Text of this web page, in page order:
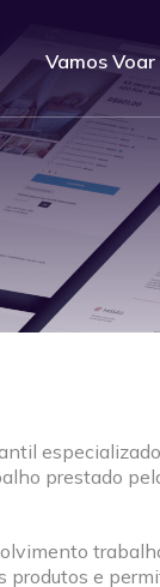
Vamos Voar
prestado
e